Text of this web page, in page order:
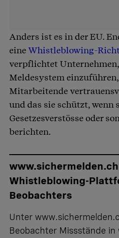
Anders ist es in der EU.
eineWhistleblowing-
verpflichtet
Meldesystem
Mitarbeitende
und das sie schützt, wenn
Gesetzesverstösse oder
berichten.
www.sichermelden.ch
Whistleblowing-
Beobachters
Unter
Beobachter Missstände